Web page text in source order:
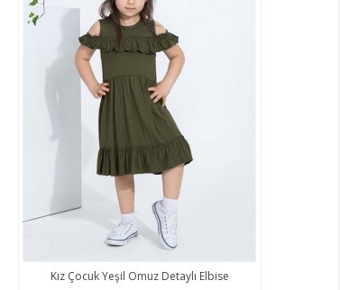
Kız Çocuk Yeşil Omuz Detaylı Elbise